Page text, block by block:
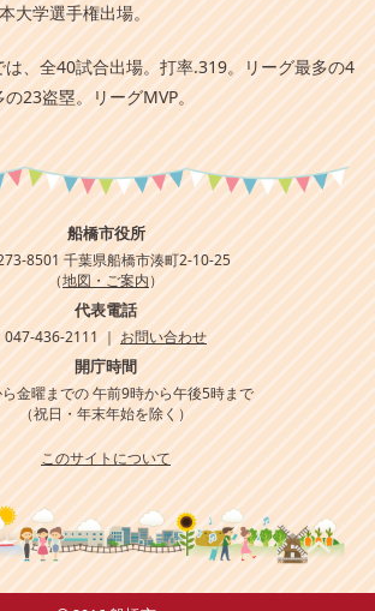
大学選手権出場。
、全40試合出場。打率.319。リーグ最多の4
23盗塁。リーグMVP。
船橋市役所
8501 千葉県船橋市湊町2-10-25
（地図・ご案内）
代表電話
047-436-2111 ｜ お問い合わせ
開庁時間
ら金曜までの 午前9時から午後5時まで
（祝日・年末年始を除く）
このサイトについて